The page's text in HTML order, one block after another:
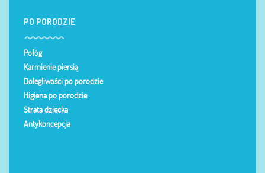
PO PORODZIE
Połóg
Karmienie piersią
Dolegliwości po porodzie
Higiena po porodzie
Strata dziecka
Antykoncepcja